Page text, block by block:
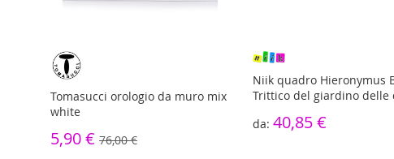
Tomasucci orologio da muro mix
white
5,90 € 76,00 €
Niik quadro Hieronymus
Trittico del giardino delle
40,85 €